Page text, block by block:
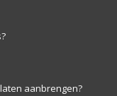
aanbrengen?